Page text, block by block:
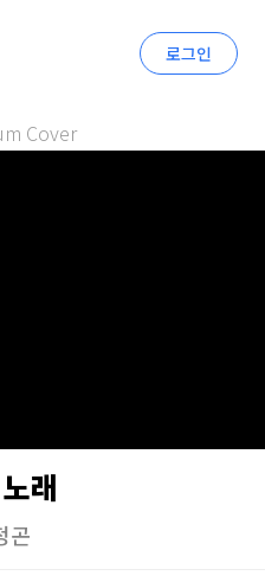
로그인
Cover
래
곤